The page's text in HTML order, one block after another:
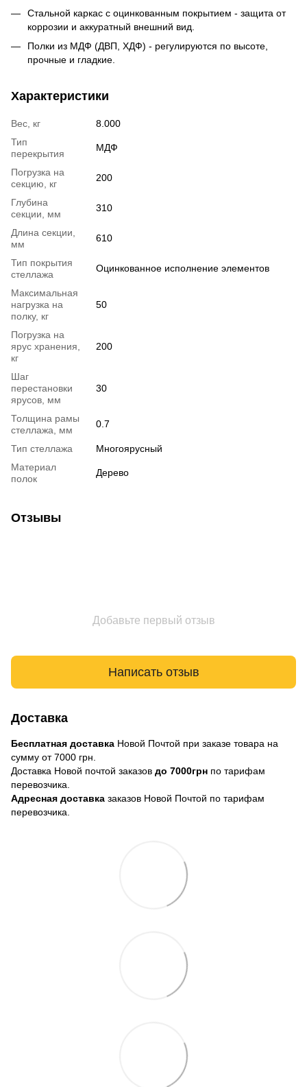
Стальной каркас с оцинкованным покрытием - защита от
коррозии и аккуратный внешний вид.
Полки из МДФ (ДВП, ХДФ) - регулируются по высоте,
прочные и гладкие.
Характеристики
Вес, кг
8.000
Тип
перекрытия
МДФ
Погрузка на
секцию, кг
200
Глубина
секции, мм
310
Длина секции,
мм
610
Тип покрытия
стеллажа
Оцинкованное исполнение элементов
Максимальная
нагрузка на
полку, кг
50
Погрузка на
ярус хранения,
кг
200
Шаг
перестановки
ярусов, мм
30
Толщина рамы
стеллажа, мм
0.7
Тип стеллажа
Многоярусный
Материал
полок
Дерево
Отзывы
Добавьте первый отзыв
Написать отзыв
Доставка
Бесплатная доставка Новой Почтой при заказе товара на
сумму от 7000 грн.
Доставка Новой почтой заказов до 7000грн по тарифам
перевозчика.
Адресная доставка заказов Новой Почтой по тарифам
перевозчика.